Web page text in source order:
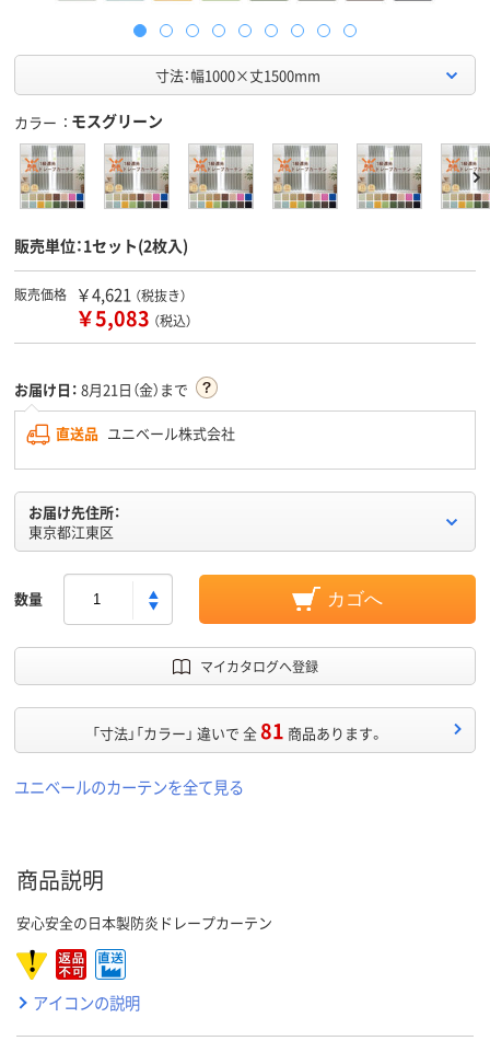
寸法：幅1000×丈1500mm
カラー モスグリーン
販売単位：1セット(2枚入)
販売価格 ￥4,621 （税抜き）
￥5,083 （税込）
お届け日： 8月21日（金）まで
直送品 ユニベール株式会社
お届け先住所：
東京都江東区
数量 カゴへ
マイカタログへ登録
「寸法」「カラー」 違いで 全81 商品あります。
ユニベールのカーテンを全て見る
商品説明
安心安全の日本製防炎ドレープカーテン
アイコンの説明